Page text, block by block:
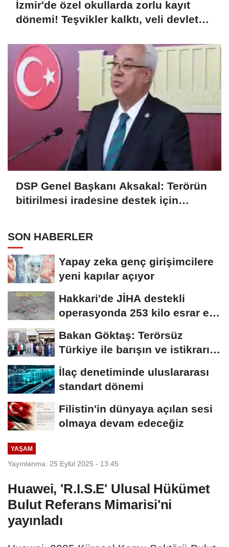
İzmir'de özel okullarda zorlu kayıt
dönemi! Teşvikler kalktı, veli devlet
DSP Genel Başkanı Aksakal: Terörün
bitirilmesi iradesine destek için
SON HABERLER
Yapay zeka genç girişimcilere
yeni kapılar açıyor
Hakkari'de JİHA destekli
operasyonda 253 kilo esrar ele
Bakan Göktaş: Terörsüz
Türkiye ile barışın ve istikrarın
güçlendiği...
İlaç denetiminde uluslararası
standart dönemi
Filistin'in dünyaya açılan sesi
olmaya devam edeceğiz
YAŞAM
Yayınlanma: 25 Eylül 2025 - 13:45
Huawei, 'R.I.S.E' Ulusal Hükümet
Bulut Referans Mimarisi'ni
yayınladı